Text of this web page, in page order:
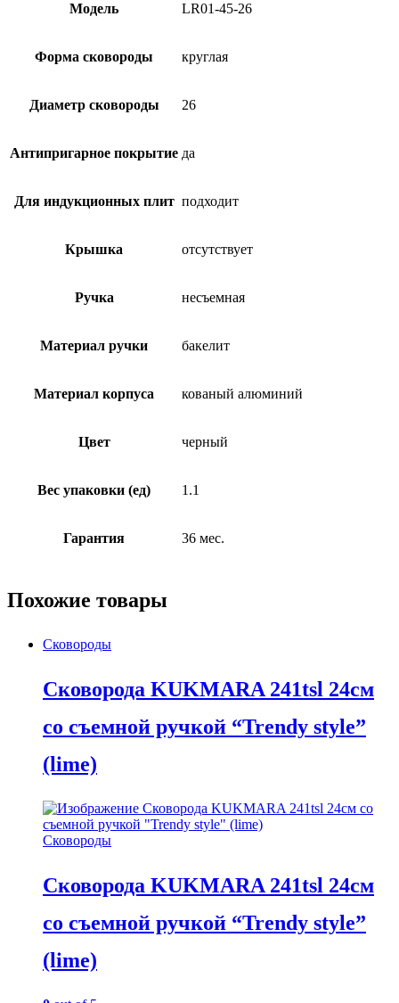
Модель LR01-45-26
Форма сковороды круглая
Диаметр сковороды 26
Антипригарное покрытие да
Для индукционных плит подходит
Крышка отсутствует
Ручка несъемная
Материал ручки бакелит
Материал корпуса кованый алюминий
Цвет черный
Вес упаковки (ед) 1.1
Гарантия 36 мес.
Похожие товары
Сковороды
Сковорода KUKMARA 241tsl 24см
со съемной ручкой “Trendy style”
(lime)
Сковороды
Сковорода KUKMARA 241tsl 24см
со съемной ручкой “Trendy style”
(lime)